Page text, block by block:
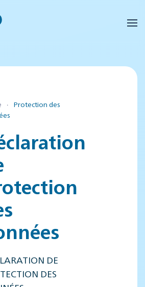
principal
Protection des
DE
DES